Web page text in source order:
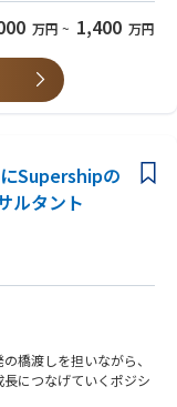
抽象的な要求や課題を
コントロールし、品質
、今後の事業やプロダク
想定）
マップの策定、事業推
います。
プロダクトロードマッ
めること
、新機能やサービス改
ての成長シナリオを描
・インフラ周りの知見
験
、自ら情報を整理し、正
きか」から議論できる
メントに挑戦したい意
万円 ~ 1,400 万円
Supershipの
ルタント
橋渡しを担いながら、
につなげていくポジシ